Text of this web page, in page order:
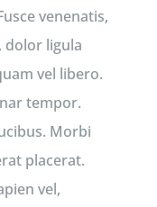
venenatis,
dolor ligula
vel libero.
tempor.
Morbi
placerat.
vel,